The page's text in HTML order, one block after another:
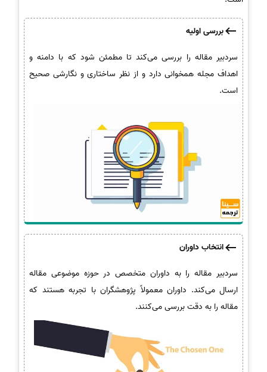
بررسی اولیه
سردبیر مقاله را بررسی می‌کند تا مطمئن شود که با دامنه و
اهداف مجله همخوانی دارد و از نظر ساختاری و نگارشی صحیح
است.
انتخاب داوران
سردبیر مقاله را به داوران متخصص در حوزه موضوعی مقاله
ارسال می‌کند. داوران معمولاً پژوهشگران با تجربه هستند که
مقاله را به دقت بررسی می‌کنند.